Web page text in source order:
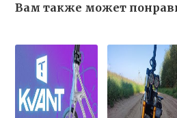
Вам также может